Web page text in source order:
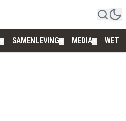
SAMENLEVING MEDIA